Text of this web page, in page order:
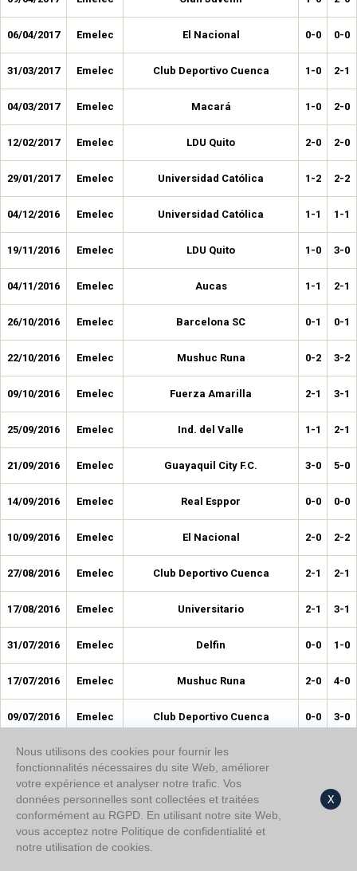
06/04/2017 Emelec El Nacional 0-0 0-0
31/03/2017 Emelec Club Deportivo Cuenca 1-0 2-1
04/03/2017 Emelec Macará 1-0 2-0
12/02/2017 Emelec LDU Quito 2-0 2-0
29/01/2017 Emelec Universidad Católica 1-2 2-2
04/12/2016 Emelec Universidad Católica 1-1 1-1
19/11/2016 Emelec LDU Quito 1-0 3-0
04/11/2016 Emelec Aucas 1-1 2-1
26/10/2016 Emelec Barcelona SC 0-1 0-1
22/10/2016 Emelec Mushuc Runa 0-2 3-2
09/10/2016 Emelec Fuerza Amarilla 2-1 3-1
25/09/2016 Emelec Ind. del Valle 1-1 2-1
21/09/2016 Emelec Guayaquil City F.C. 3-0 5-0
14/09/2016 Emelec Real Esppor 0-0 0-0
10/09/2016 Emelec El Nacional 2-0 2-2
27/08/2016 Emelec Club Deportivo Cuenca 2-1 2-1
17/08/2016 Emelec Universitario 2-1 3-1
31/07/2016 Emelec Delfin 0-0 1-0
17/07/2016 Emelec Mushuc Runa 2-0 4-0
09/07/2016 Emelec Club Deportivo Cuenca 0-0 3-0
30/06/2016 Emelec LDU Quito
26/06/2016 Emelec Ind. del Valle 1-2
Barcelona SC
Nous utilisons des cookies pour fournir les
fonctionnalités nécessaires du site Web, améliorer
votre expérience et analyser notre trafic. Vos
données personnelles sont collectées et traitées
conformément au RGPD. En utilisant notre site Web,
vous acceptez notre Politique de confidentialité et
notre utilisation de cookies.
X